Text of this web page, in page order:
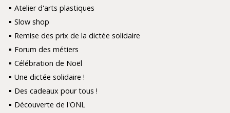
Atelier d'arts plastiques
Slow shop
Remise des prix de la dictée solidaire
Forum des métiers
Célébration de Noël
Une dictée solidaire !
Des cadeaux pour tous !
Découverte de l'ONL